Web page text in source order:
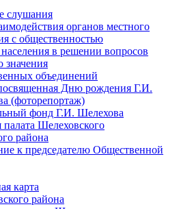
слушания
органов местного
с общественностью
в решении вопросов
значения
объединений
Дню рождения Г.И.
(фоторепортаж)
фонд Г.И. Шелехова
Шелеховского
района
к председателю Общественной
карта
района